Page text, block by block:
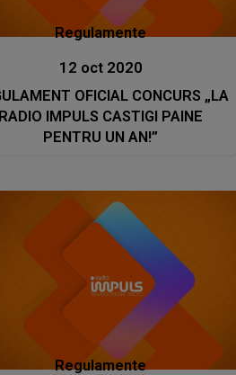
Regulamente
12 oct 2020
OFICIAL CONCURS „LA
RADIO IMPULS CASTIGI PAINE
PENTRU UN AN!”
Regulamente